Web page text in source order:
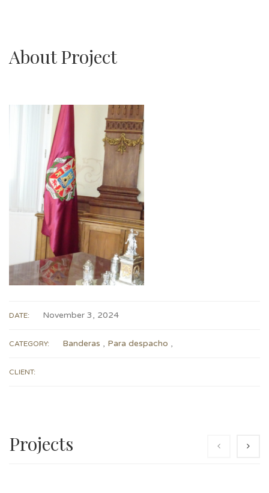
About Project
DATE: November 3, 2024
CATEGORY: Banderas , Para despacho ,
CLIENT:
Projects